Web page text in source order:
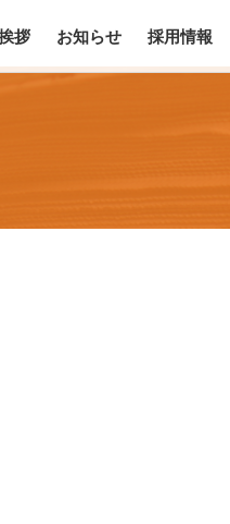
拶 お知らせ 採用情報